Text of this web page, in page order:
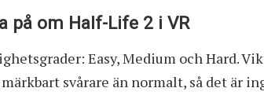
på om Half-Life 2 i VR
Easy, Medium och Hard.
svårare än normalt, så det är